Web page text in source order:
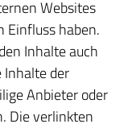
Websites
Einfluss haben.
Inhalte auch
Inhalte der
Anbieter oder
Die verlinkten